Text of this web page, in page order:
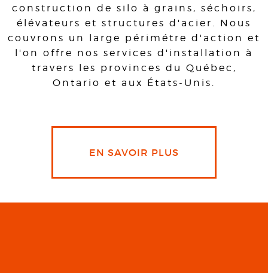
construction de silo à grains, séchoirs,
élévateurs et structures d'acier. Nous
couvrons un large périmétre d'action et
l'on offre nos services d'installation à
travers les provinces du Québec,
Ontario et aux États-Unis.
EN SAVOIR PLUS